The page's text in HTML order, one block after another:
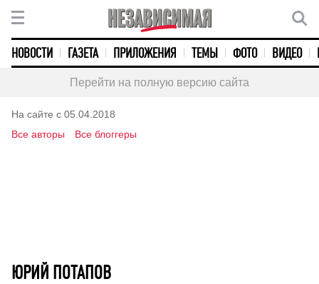
НОВОСТИ ГАЗЕТА ПРИЛОЖЕНИЯ ТЕМЫ ФОТО ВИДЕО
Перейти на полную версию сайта
На сайте с 05.04.2018
Все авторы
Все блоггеры
ЮРИЙ ПОТАПОВ